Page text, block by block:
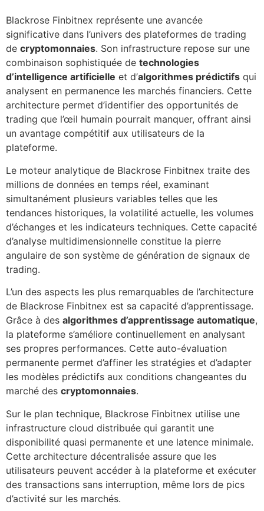
Blackrose Finbitnex représente une avancée
significative dans l’univers des plateformes de trading
de cryptomonnaies. Son infrastructure repose sur une
combinaison sophistiquée de technologies
d’intelligence artificielle et d’algorithmes prédictifs qui
analysent en permanence les marchés financiers. Cette
architecture permet d’identifier des opportunités de
trading que l’œil humain pourrait manquer, offrant ainsi
un avantage compétitif aux utilisateurs de la
plateforme.
Le moteur analytique de Blackrose Finbitnex traite des
millions de données en temps réel, examinant
simultanément plusieurs variables telles que les
tendances historiques, la volatilité actuelle, les volumes
d’échanges et les indicateurs techniques. Cette capacité
d’analyse multidimensionnelle constitue la pierre
angulaire de son système de génération de signaux de
trading.
L’un des aspects les plus remarquables de l’architecture
de Blackrose Finbitnex est sa capacité d’apprentissage.
Grâce à des algorithmes d’apprentissage automatique,
la plateforme s’améliore continuellement en analysant
ses propres performances. Cette auto-évaluation
permanente permet d’affiner les stratégies et d’adapter
les modèles prédictifs aux conditions changeantes du
marché des cryptomonnaies.
Sur le plan technique, Blackrose Finbitnex utilise une
infrastructure cloud distribuée qui garantit une
disponibilité quasi permanente et une latence minimale.
Cette architecture décentralisée assure que les
utilisateurs peuvent accéder à la plateforme et exécuter
des transactions sans interruption, même lors de pics
d’activité sur les marchés.